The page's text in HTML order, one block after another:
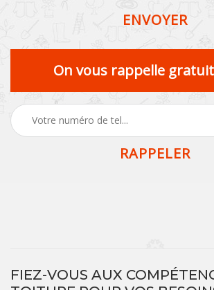
On vous rappelle
FIEZ-VOUS AUX